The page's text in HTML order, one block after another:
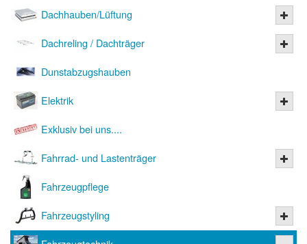
Dachhauben/Lüftung
Dachreling / Dachträger
Dunstabzugshauben
Elektrik
Exklusiv bei uns....
Fahrrad- und Lastenträger
Fahrzeugpflege
Fahrzeugstyling